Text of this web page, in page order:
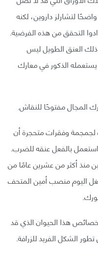
لتشارلز داروين، لكنه
التحقق من هذه الفرضية.
العنق الطويل ليس
الذكور في معارك
المجال مفتوحًا للنقاش.
وفقرات متحجرة أن
استعمل بالفعل عنقه للضرب.
أكثر من عشرين عامًا من
اليوم منصب أمين المتحف
هذا الحيوان الذي قد
الشكل الفريد للزرافة.